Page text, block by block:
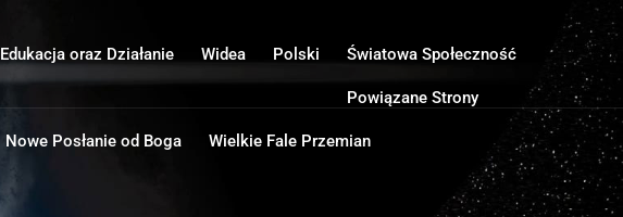
Edukacja oraz Działanie Widea Polski Światowa Społeczność
Powiązane Strony
Nowe Posłanie od Boga Wielkie Fale Przemian